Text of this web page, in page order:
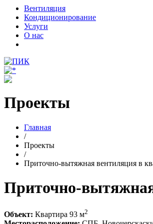
Вентиляция
Кондиционирование
Услуги
О нас
Проекты
Главная
/
Проекты
/
Приточно-вытяжная вентиляция в
Приточно-
Объект: Квартира 93 м2